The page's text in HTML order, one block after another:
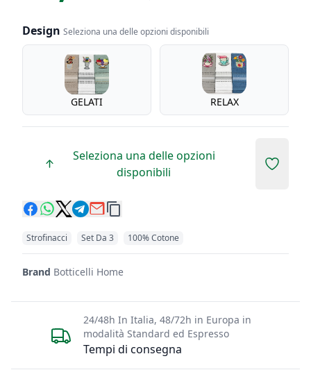
Design Seleziona una delle opzioni disponibili
Design
GELATI RELAX
Seleziona una delle opzioni
disponibili
Add to
Strofinacci Set Da 3 100% Cotone
Brand Botticelli Home
Tempi di consegna
24/48h In Italia, 48/72h in Europa in
modalità Standard ed Espresso